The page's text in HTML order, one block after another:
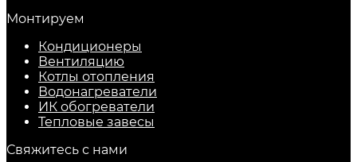
Монтируем
Кондиционеры
Вентиляцию
Котлы отопления
Водонагреватели
ИК обогреватели
Тепловые завесы
Свяжитесь с нами